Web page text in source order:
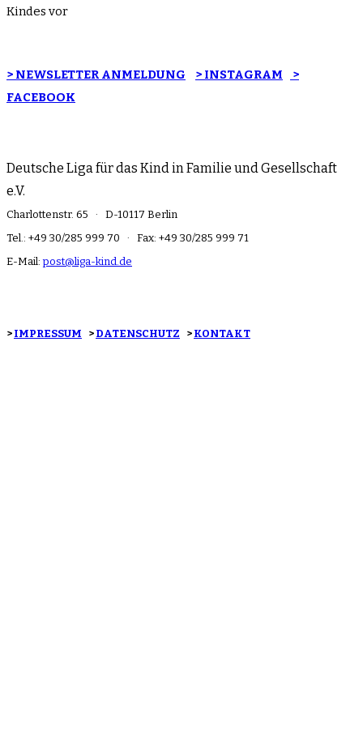
Kindes vor
> NEWSLETTER ANMELDUNG > INSTAGRAM
>
FACEBOOK
Deutsche Liga für das Kind in Familie und Gesellschaft
e.V.
Charlottenstr. 65 · D-10117 Berlin
Tel.: +49 30/285 999 70 · Fax: +49 30/285 999 71
E-Mail:post@liga-kind.de
> IMPRESSUM > DATENSCHUTZ > KONTAKT